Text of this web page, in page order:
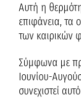
Αυτή η
επιφάνεια, τα
των καιρικών
Σύμφωνα με
Ιουνίου-
συνεχιστεί